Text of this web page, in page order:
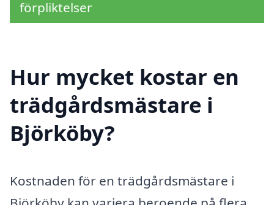
förpliktelser
Hur mycket kostar en
trädgårdsmästare i
Björköby?
Kostnaden för en trädgårdsmästare i